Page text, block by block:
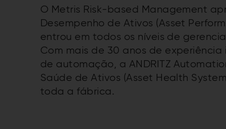
O Metris Risk-based Management
Desempenho de Ativos (Asset
entrou em todos os níveis de
Com mais de 30 anos de
de automação, a ANDRITZ
Saúde de Ativos (Asset Health
toda a fábrica.